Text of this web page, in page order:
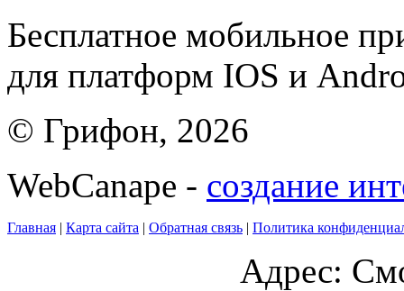
Бесплатное мобильное
для платформ IOS и
© Грифон, 2026
WebCanape - создание
Главная | Карта сайта | Обратная связь | Политика
Адрес: